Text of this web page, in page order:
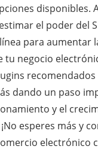
disponibles.
el poder del
para aumentar
tu negocio
recomendados
dando un paso
y el
esperes más y
electrónico